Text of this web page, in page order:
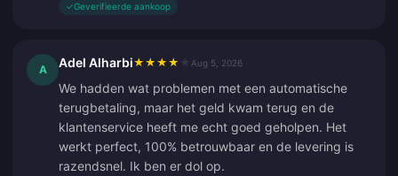
✓Geverifieerde aankoop
A Adel Alharbi★ ★ ★ ★ Aug 5, 2026
We hadden wat problemen met een automatische
terugbetaling, maar het geld kwam terug en de
klantenservice heeft me echt goed geholpen. Het
werkt perfect, 100% betrouwbaar en de levering is
razendsnel. Ik ben er dol op.